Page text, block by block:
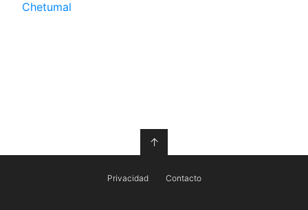
Respecto a
Chetumal
↑
Privacidad Contacto